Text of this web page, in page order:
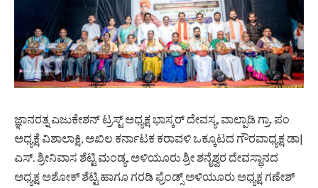
ಜ್ಞಾನರತ್ನ ಎಜುಕೇಶನ್ ಟ್ರಸ್ಟ್ ಅಧ್ಯಕ್ಷ ಭಾಸ್ಕರ್ ದೇವಸ್ಯ, ವಾಲ್ಪಾಡಿ ಗ್ರಾ. ಪಂ
ಅಧ್ಯಕ್ಷೆ ವಿಶಾಲಾಕ್ಷಿ, ಅಖಿಲ ಕರ್ನಾಟಕ ಕರಾವಳಿ ಒಕ್ಕೂಟದ ಗೌರವಾಧ್ಯಕ್ಷ ಡಾ|
ಎಸ್. ಶ್ರೀನಿವಾಸ ಶೆಟ್ಟಿ ಮಂಡ್ಯ, ಅಳಿಯೂರು ಶ್ರೀ ಶನೈಶ್ವರ ದೇವಸ್ಥಾನದ
ಅಧ್ಯಕ್ಷ ಅಶೋಕ್ ಶೆಟ್ಟಿ ಹಾಗೂ ಗರಡಿ ಫ್ರೆಂಡ್ಸ್ ಅಳಿಯೂರು ಅಧ್ಯಕ್ಷ ಗಣೇಶ್